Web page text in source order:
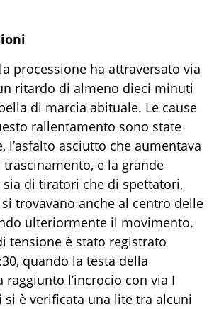
processione ha attraversato via
ritardo di almeno dieci minuti
di marcia abituale. Le cause
rallentamento sono state
l’asfalto asciutto che aumentava
trascinamento, e la grande
sia di tiratori che di spettatori,
trovavano anche al centro delle
ulteriormente il movimento.
tensione è stato registrato
quando la testa della
raggiunto l’incrocio con via I
si è verificata una lite tra alcuni